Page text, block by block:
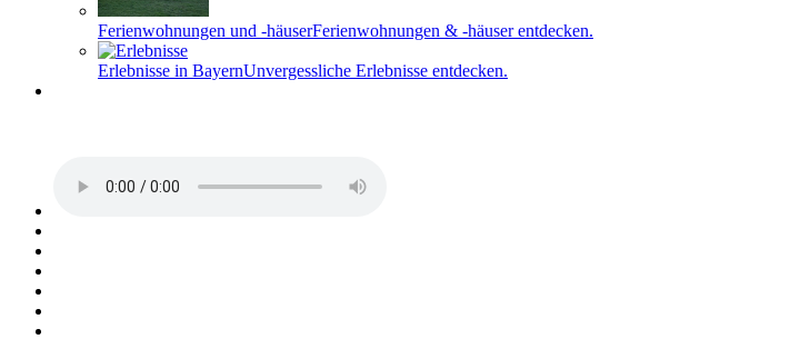
Ferienwohnungen und -häuserFerienwohnungen & -häuser entdecken.
Erlebnisse in BayernUnvergessliche Erlebnisse entdecken.